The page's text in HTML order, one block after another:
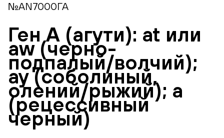
№AN7000ГА
Ген А (агути): at или
aw (черно-
подпалый/волчий);
ay (соболиный,
олений/рыжий); a
(рецессивный
черный)